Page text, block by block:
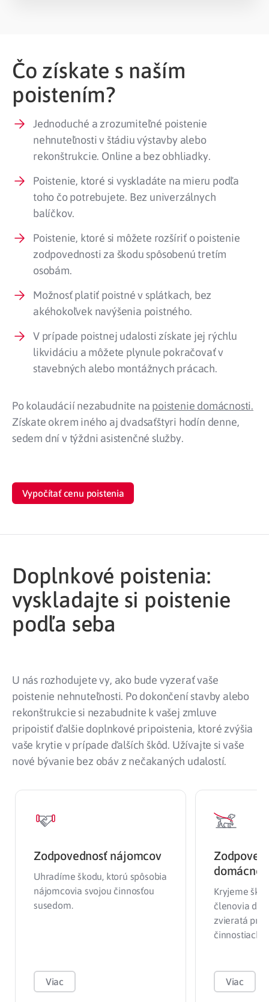
Čo získate s naším
poistením?
Jednoduché a zrozumiteľné poistenie
nehnuteľnosti v štádiu výstavby alebo
rekonštrukcie. Online a bez obhliadky.
Poistenie, ktoré si vyskladáte na mieru podľa
toho čo potrebujete. Bez univerzálnych
balíčkov.
Poistenie, ktoré si môžete rozšíriť o poistenie
zodpovednosti za škodu spôsobenú tretím
osobám.
Možnosť platiť poistné v splátkach, bez
akéhokoľvek navýšenia poistného.
V prípade poistnej udalosti získate jej rýchlu
likvidáciu a môžete plynule pokračovať v
stavebných alebo montážnych prácach.
Po kolaudácií nezabudnite na poistenie domácnosti.
Získate okrem iného aj dvadsaťštyri hodín denne,
sedem dní v týždni asistenčné služby.
Vypočítať cenu poistenia
Doplnkové poistenia:
vyskladajte si poistenie
podľa seba
U nás rozhodujete vy, ako bude vyzerať vaše
poistenie nehnuteľnosti. Po dokončení stavby alebo
rekonštrukcie si nezabudnite k vašej zmluve
pripoistiť ďalšie doplnkové pripoistenia, ktoré zvýšia
vaše krytie v prípade ďalších škôd. Užívajte si vaše
nové bývanie bez obáv z nečakaných udalostí.
Zodpovednosť nájomcov
Uhradíme škodu, ktorú spôsobia
nájomcovia svojou činnosťou
susedom.
Viac
Kryjeme
členovia
zvieratá pri
činnostiach.
Viac